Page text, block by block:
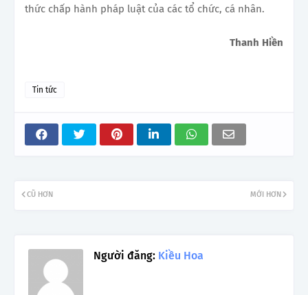
thức chấp hành pháp luật của các tổ chức, cá nhân.
Thanh Hiền
Tin tức
MỚI HƠN
CŨ HƠN
Người đăng: Kiều Hoa